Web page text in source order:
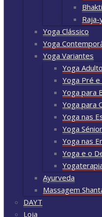
Raja-
Yoga Clássico
Yoga
Yoga Variantes
Yoga
Yoga Pré
Yoga para
Yoga para
Yoga nas
Yoga Sénior
Yoga nas
Yoga e o
Ayurveda
Massagem
DAYT
Loja